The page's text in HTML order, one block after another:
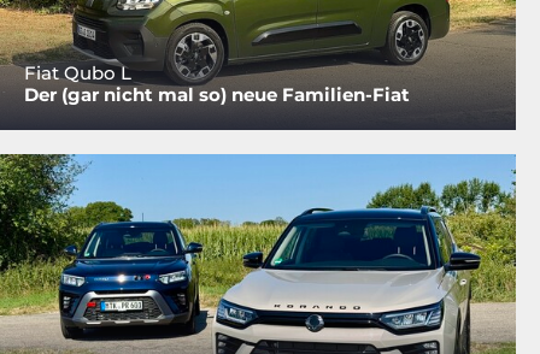
Fiat Qubo L
Der (gar nicht mal so) neue Familien-Fiat